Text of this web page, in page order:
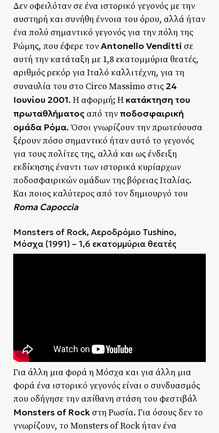
Δεν οφειλόταν σε ένα ιστορικό γεγονός με την
αυστηρή και συνήθη έννοια του όρου, αλλά ήταν
ένα πολύ σημαντικό γεγονός για την πόλη της
Ρώμης, που έφερε τονAntonello Venditti σε
αυτή την κατάταξη με 1,8 εκατομμύρια θεατές,
αριθμός ρεκόρ για Ιταλό καλλιτέχνη, για τη
συναυλία του στο Circo Massimo στις 24
Ιουνίου 2001. Η αφορμή; Η κατάκτηση του
πρωταθλήματοςαπό την ποδοσφαιρική
ομάδα Ρόμα. Όσοι γνωρίζουν την πρωτεύουσα
ξέρουν πόσο σημαντικό ήταν αυτό το γεγονός
για τους πολίτες της, αλλά και ως ένδειξη
εκδίκησης έναντι των ιστορικά κυρίαρχων
ποδοσφαιρικών ομάδων της βόρειας Ιταλίας.
Και ποιος καλύτερος από τον δημιουργό του
Roma Capoccia
Monsters of Rock, Αεροδρόμιο Tushino,
Μόσχα (1991) – 1,6 εκατομμύρια θεατές
Για άλλη μια φορά η Μόσχα και για άλλη μια
φορά ένα ιστορικό γεγονός είναι ο συνδυασμός
που οδήγησε την απίθανη στάση του φεστιβάλ
Monsters of Rockστη Ρωσία. Για όσους δεν το
γνωρίζουν, το Monsters of Rock ήταν ένα